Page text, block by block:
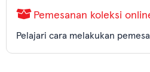
Pemesanan koleksi
Pelajari cara melakukan